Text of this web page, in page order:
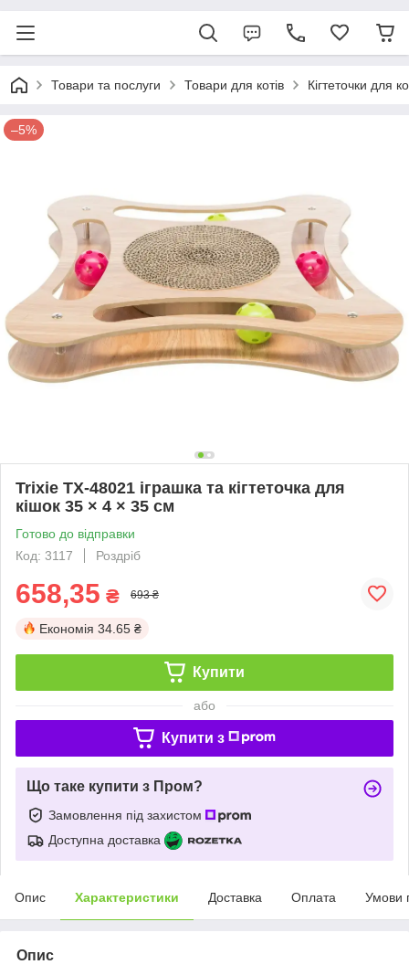
Товари та послуги Товари для котів Кігтеточки для
–5%
Trixie TX-48021 іграшка та кігтеточка для
кішок 35 × 4 × 35 см
Готово до відправки
Код: 3117
Роздріб
658,35 ₴ 693 ₴
Економія 34.65 ₴
Купити
або
Купити з
Що таке купити з Пром?
Замовлення під захистом
Доступна доставка
Опис Характеристики Доставка Оплата Умови
Опис